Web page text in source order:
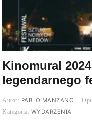
Kinomural
legendarnego
PABLO MANZANO
WYDARZENIA